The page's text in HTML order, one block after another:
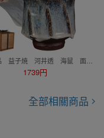
蔵出し品 益子焼 河井透 海鼠 面取茶碗
1739円
全部相關商品